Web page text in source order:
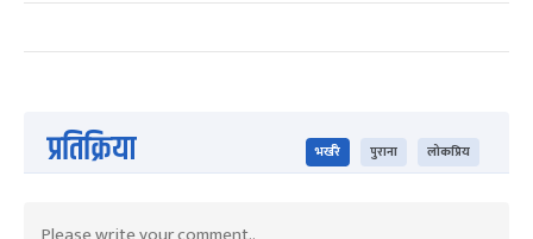
प्रतिक्रिया भर्खरै पुराना लोकप्रिय